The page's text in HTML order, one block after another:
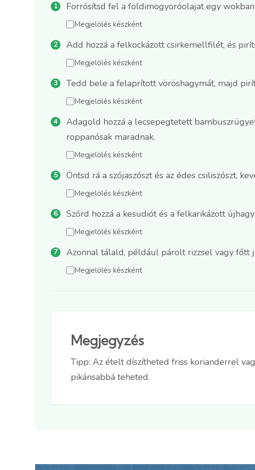
Forrósítsd fel a földimogyoróolajat egy
Megjelölés készként
Add hozzá a felkockázott csirkemellfilét, és
Megjelölés készként
Tedd bele a felaprított vöröshagymát, majd
Megjelölés készként
Adagold hozzá a lecsepegtetett
roppanósak maradnak.
Megjelölés készként
Öntsd rá a szójaszószt és az édes csiliszószt,
Megjelölés készként
Szórd hozzá a kesudiót és a felkarikázott
Megjelölés készként
Azonnal tálald, például párolt rizzsel vagy főtt
Megjelölés készként
Megjegyzés
Tipp: Az ételt díszítheted friss korianderrel
pikánsabbá teheted.